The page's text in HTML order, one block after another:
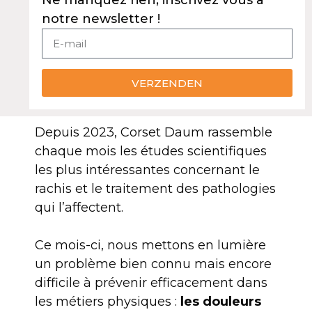
notre newsletter !
VERZENDEN
Depuis 2023, Corset Daum rassemble
chaque mois les études scientifiques
les plus intéressantes concernant le
rachis et le traitement des pathologies
qui l’affectent.
Ce mois-ci, nous mettons en lumière
un problème bien connu mais encore
difficile à prévenir efficacement dans
les métiers physiques : les douleurs